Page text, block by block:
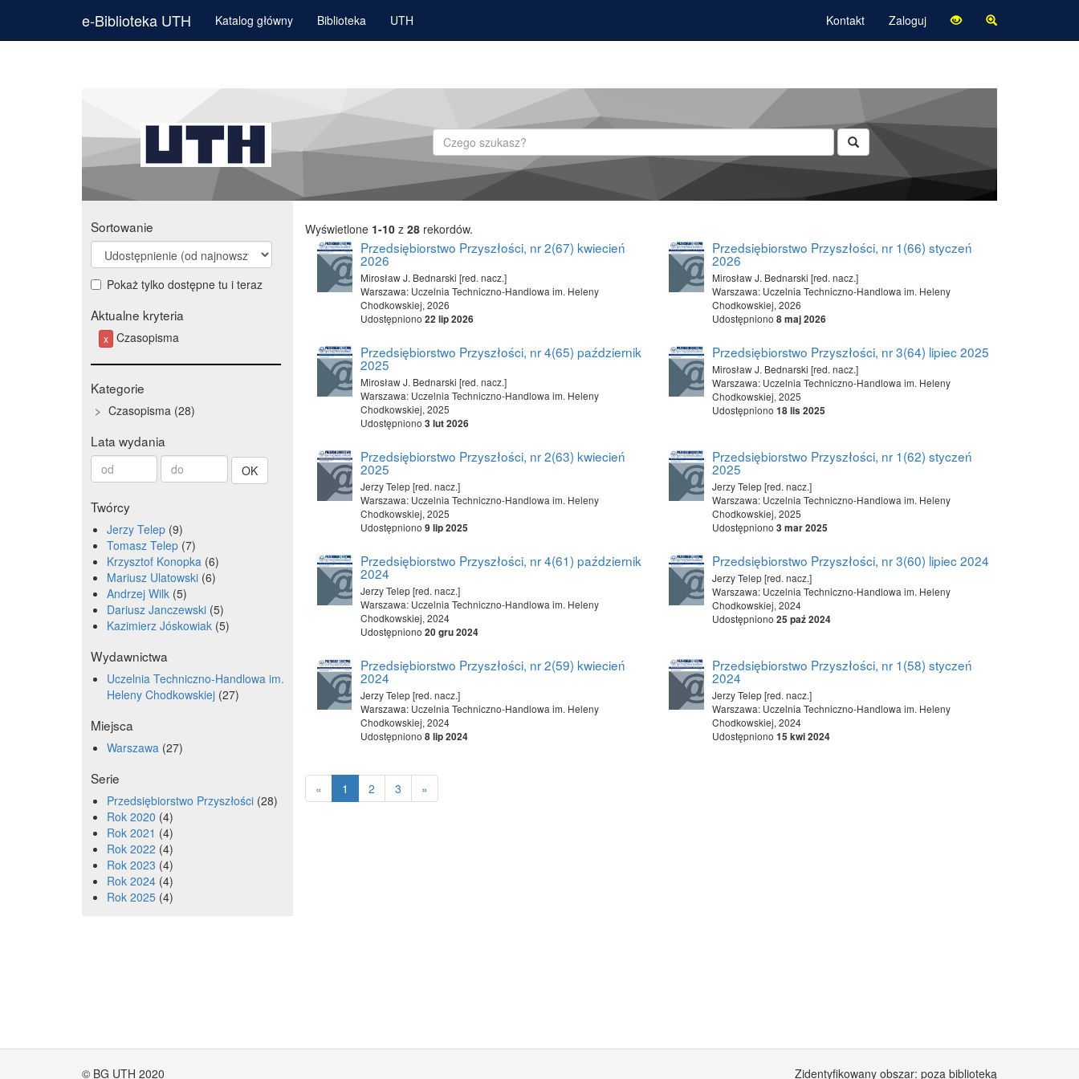
e-Biblioteka UTH Katalog główny Biblioteka UTH Kontakt Zaloguj
Szukaj
Sortowanie
Pokaż tylko dostępne tu i teraz
Aktualne kryteria
x Czasopisma
Kategorie
Czasopisma 28
Lata wydania
Od
roku
Do
roku
Twórcy
Jerzy Telep 9
Tomasz Telep 7
Krzysztof Konopka 6
Mariusz Ulatowski 6
Andrzej Wilk 5
Dariusz Janczewski 5
Kazimierz Jóskowiak 5
Wydawnictwa
Uczelnia Techniczno-Handlowa im.
Heleny Chodkowskiej 27
Miejsca
Warszawa 27
Serie
Przedsiębiorstwo Przyszłości 28
Rok 2020 4
Rok 2021
4
Rok 2022 4
Rok 2023 4
Rok 2024 4
Rok 2025 4
Wyświetlone 1-10z 28rekordów.
Przedsiębiorstwo Przyszłości, nr 2(67) kwiecień
2026
Mirosław J. Bednarski [red. nacz.]
Warszawa: Uczelnia Techniczno-Handlowa im. Heleny
Chodkowskiej, 2026
Udostępniono 22 lip 2026
Przedsiębiorstwo Przyszłości, nr 1(66) styczeń
2026
Mirosław J. Bednarski [red. nacz.]
Warszawa: Uczelnia Techniczno-Handlowa im. Heleny
Chodkowskiej, 2026
Udostępniono8 maj 2026
Przedsiębiorstwo Przyszłości, nr 4(65) październik
2025
Mirosław J. Bednarski [red. nacz.]
Warszawa: Uczelnia Techniczno-Handlowa im. Heleny
Chodkowskiej, 2025
Udostępniono 3 lut 2026
Przedsiębiorstwo Przyszłości, nr 3(64) lipiec 2025
Mirosław J. Bednarski [red. nacz.]
Warszawa: Uczelnia Techniczno-Handlowa im. Heleny
Chodkowskiej, 2025
Udostępniono18 lis 2025
Przedsiębiorstwo Przyszłości, nr 2(63) kwiecień
2025
Jerzy Telep [red. nacz.]
Warszawa: Uczelnia Techniczno-Handlowa im. Heleny
Chodkowskiej, 2025
Udostępniono 9 lip 2025
Przedsiębiorstwo Przyszłości, nr 1(62) styczeń
2025
Jerzy Telep [red. nacz.]
Warszawa: Uczelnia Techniczno-Handlowa im. Heleny
Chodkowskiej, 2025
Udostępniono3 mar 2025
Przedsiębiorstwo Przyszłości, nr 4(61) październik
2024
Jerzy Telep [red. nacz.]
Warszawa: Uczelnia Techniczno-Handlowa im. Heleny
Chodkowskiej, 2024
Udostępniono 20 gru 2024
Przedsiębiorstwo Przyszłości, nr 3(60) lipiec 2024
Jerzy Telep [red. nacz.]
Warszawa: Uczelnia Techniczno-Handlowa im. Heleny
Chodkowskiej, 2024
Udostępniono25 paź 2024
Przedsiębiorstwo Przyszłości, nr 2(59) kwiecień
2024
Jerzy Telep [red. nacz.]
Warszawa: Uczelnia Techniczno-Handlowa im. Heleny
Chodkowskiej, 2024
Udostępniono 8 lip 2024
Przedsiębiorstwo Przyszłości, nr 1(58) styczeń
2024
Jerzy Telep [red. nacz.]
Warszawa: Uczelnia Techniczno-Handlowa im. Heleny
Chodkowskiej, 2024
Udostępniono15 kwi 2024
« 1 2 3 »
© BG UTH 2020 Zidentyfikowany obszar: poza biblioteką